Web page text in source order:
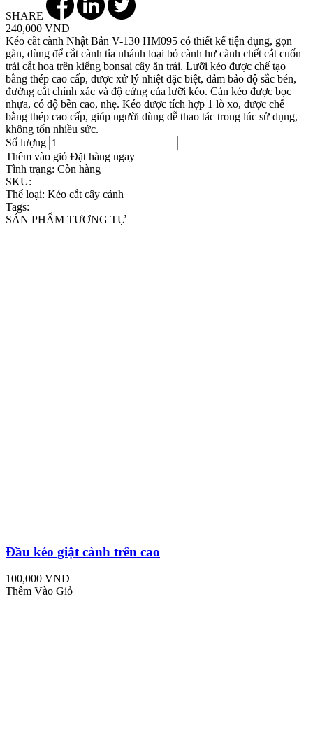
SHARE
240,000 VND
Kéo cắt cành Nhật Bản V-130 HM095 có thiết kế tiện dụng, gọn
gàn, dùng để cắt cành tỉa nhánh loại bỏ cành hư cành chết cắt cuốn
trái cắt hoa trên kiểng bonsai cây ăn trái. Lưỡi kéo được chế tạo
bằng thép cao cấp, được xử lý nhiệt đặc biệt, đảm bảo độ sắc bén,
đường cắt chính xác và độ cứng của lưỡi kéo. Cán kéo được bọc
nhựa, có độ bền cao, nhẹ. Kéo được tích hợp 1 lò xo, được chế
bằng thép cao cấp, giúp người dùng dễ thao tác trong lúc sử dụng,
không tốn nhiều sức.
Số lượng
Thêm vào giỏ Đặt hàng ngay
Tình trạng: Còn hàng
SKU:
Thể loại: Kéo cắt cây cảnh
Tags:
SẢN PHẨM TƯƠNG TỰ
Đầu kéo giật cành trên cao
100,000 VND
Thêm Vào Giỏ